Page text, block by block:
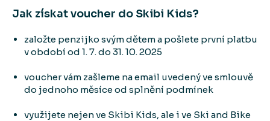
Jak získat voucher do Skibi Kids?
založte penzijko svým dětem a pošlete první platbu
v období od 1. 7. do 31. 10. 2025
voucher vám zašleme na email uvedený ve smlouvě
do jednoho měsíce od splnění podmínek
využijete nejen ve Skibi Kids, ale i ve Ski and Bike